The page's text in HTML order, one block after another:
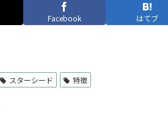
Facebook はてブ
スターシード 特徴